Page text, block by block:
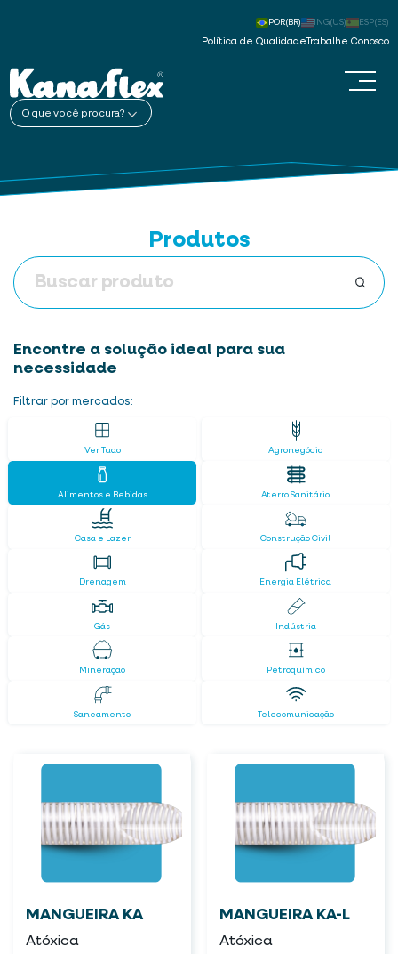
Política de Qualidade Trabalhe Conosco
POR(BR) ING(US) ESP(ES)
O que você procura?
Produtos
Encontre a solução ideal para sua
necessidade
Filtrar por mercados:
Ver Tudo Agronegócio
Alimentos e Bebidas Aterro Sanitário
Casa e Lazer Construção Civil
Drenagem Energia Elétrica
Gás Indústria
Mineração Petroquímico
Saneamento Telecomunicação
MANGUEIRA KA
Atóxica
MANGUEIRA KA-L
Atóxica